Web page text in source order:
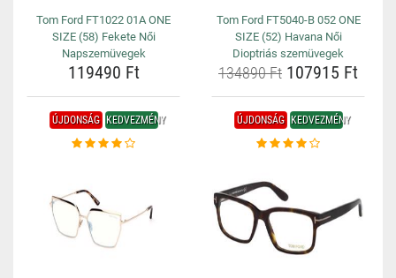
Tom Ford FT1022 01A ONE
SIZE (58) Fekete Női
Napszemüvegek
119490 Ft
Tom Ford FT5040-B 052 ONE
SIZE (52) Havana Női
Dioptriás szemüvegek
134890 Ft 107915 Ft
ÚJDONSÁG KEDVEZMÉNY ÚJDONSÁG KEDVEZMÉNY